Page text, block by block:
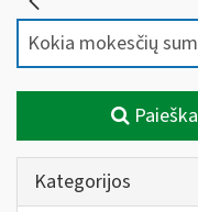
Paieška
Kategorijos